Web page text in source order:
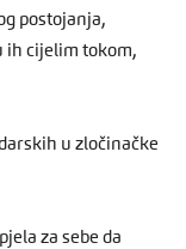
postojanja,
ih cijelim tokom,
u zločinačke
za sebe da